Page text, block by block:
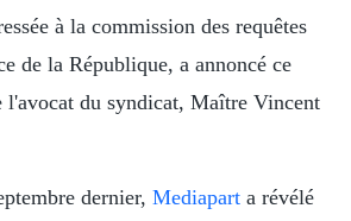
à la commission des requêtes
de la République, a annoncé ce
l'avocat du syndicat, Maître Vincent
dernier, Mediapart a révélé